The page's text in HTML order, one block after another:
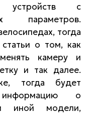
устройств с
параметров.
тогда
о том, как
камеру и
и так далее.
тогда будет
о
иной модели,